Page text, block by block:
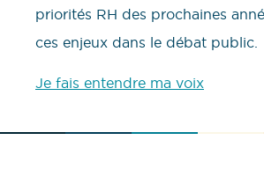
priorités RH des prochaines
ces enjeux dans le débat public.
Je fais entendre ma voix